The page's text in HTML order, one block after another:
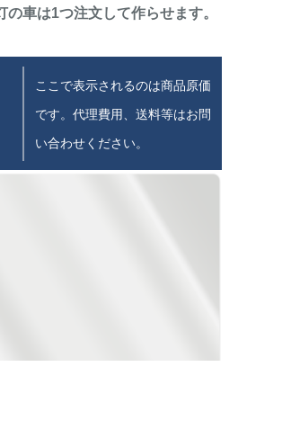
車は1つ注文して作らせます。
ここで表示されるのは商品原価
です。代理費用、送料等はお問
い合わせください。